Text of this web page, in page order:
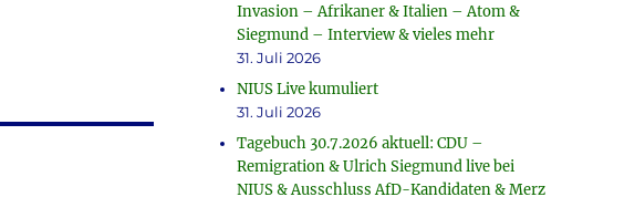
Invasion – Afrikaner & Italien – Atom &
Siegmund – Interview & vieles mehr
31. Juli 2026
NIUS Live kumuliert
31. Juli 2026
Tagebuch 30.7.2026 aktuell: CDU –
Remigration & Ulrich Siegmund live bei
NIUS & Ausschluss AfD-Kandidaten & Merz